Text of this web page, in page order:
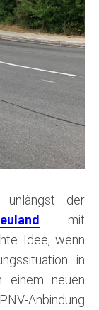
der
mit
Idee, wenn
in
neuen
Anbindung